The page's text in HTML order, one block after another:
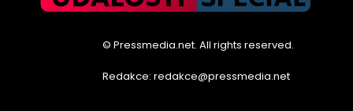
© Pressmedia.net. All rights reserved.
Redakce: redakce@pressmedia.net